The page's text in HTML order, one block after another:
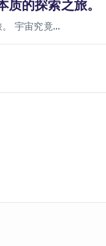
的探索之旅。
。 宇宙究竟…